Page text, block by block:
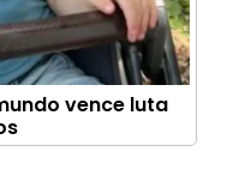
vence luta